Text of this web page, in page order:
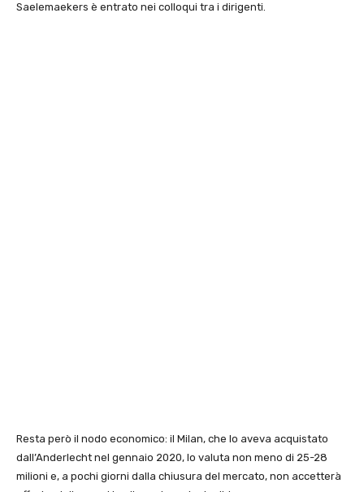
Saelemaekers è entrato nei colloqui tra i dirigenti.
Resta però il nodo economico: il Milan, che lo aveva acquistato
dall’Anderlecht nel gennaio 2020, lo valuta non meno di 25-28
milioni e, a pochi giorni dalla chiusura del mercato, non accetterà